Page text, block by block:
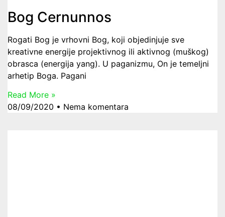
Bog Cernunnos
Rogati Bog je vrhovni Bog, koji objedinjuje sve
kreativne energije projektivnog ili aktivnog (muškog)
obrasca (energija yang). U paganizmu, On je temeljni
arhetip Boga. Pagani
Read More »
08/09/2020
Nema komentara